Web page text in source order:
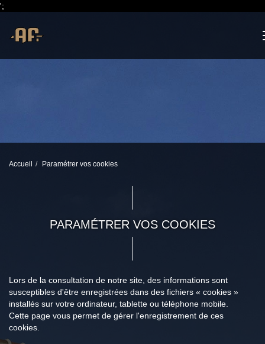
';
Accueil Paramétrer vos cookies
PARAMÉTRER VOS COOKIES
Lors de la consultation de notre site, des informations sont
susceptibles d'être enregistrées dans des fichiers « cookies »
installés sur votre ordinateur, tablette ou téléphone mobile.
Cette page vous permet de gérer l'enregistrement de ces
cookies.